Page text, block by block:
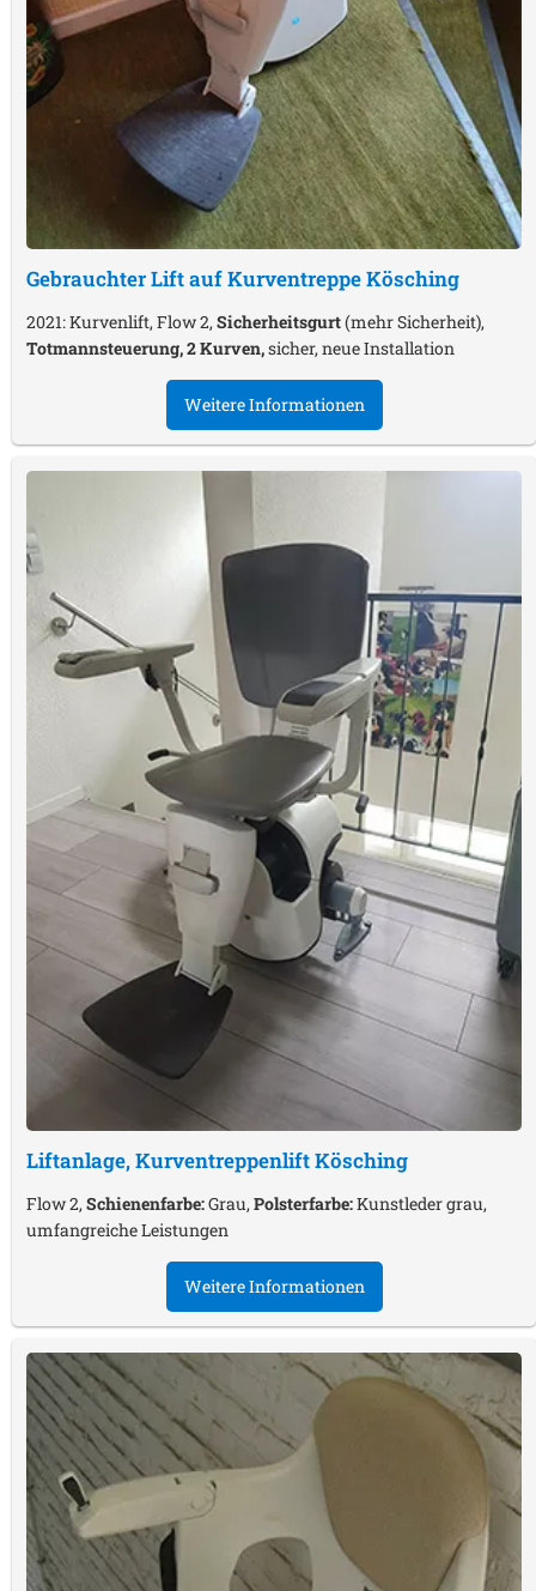
Gebrauchter Lift auf KurventreppeKösching
2021: Kurvenlift, Flow 2, Sicherheitsgurt(mehr Sicherheit),
Totmannsteuerung, 2 Kurven,sicher, neue Installation
Weitere Informationen
Liftanlage, KurventreppenliftKösching
Flow 2,Schienenfarbe:Grau,Polsterfarbe:Kunstleder grau,
umfangreiche Leistungen
Weitere Informationen